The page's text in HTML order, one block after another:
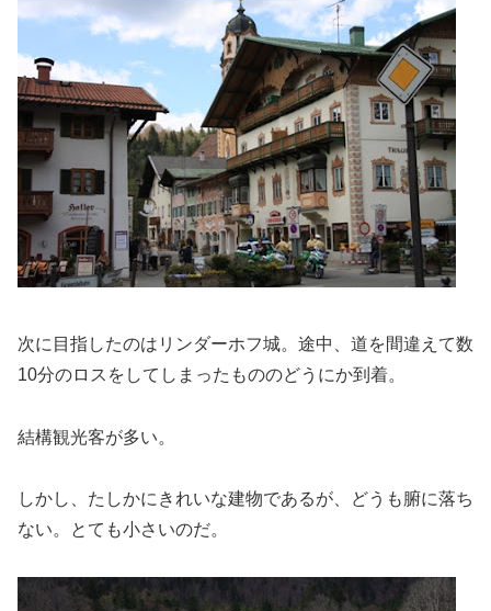
次に目指したのはリンダーホフ城。途中、道を間違えて数
10分のロスをしてしまったもののどうにか到着。
結構観光客が多い。
しかし、たしかにきれいな建物であるが、どうも腑に落ち
ない。とても小さいのだ。